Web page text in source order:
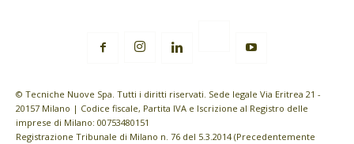
© Tecniche Nuove Spa. Tutti i diritti riservati. Sede legale Via Eritrea 21 -
20157 Milano | Codice fiscale, Partita IVA e Iscrizione al Registro delle
imprese di Milano: 00753480151
Registrazione Tribunale di Milano n. 76 del 5.3.2014 (Precedentemente